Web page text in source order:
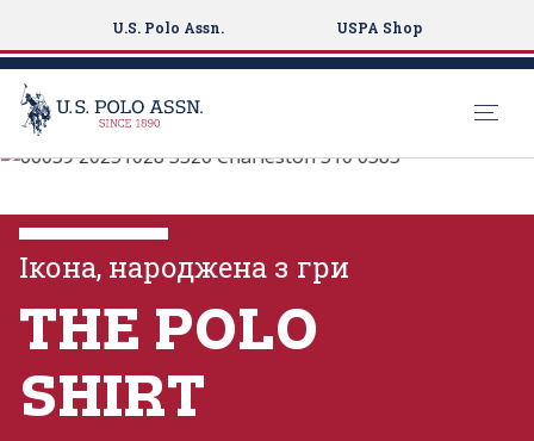
U.S. Polo Assn. USPA Shop
U.S. Polo Assn.
ПЕРЕГЛЯНУТИ
КОЛЕКЦІЇ
ПЕРЕГЛЯНУТИ БІЛЬШЕ
Ікона, народжена з гри
THE POLO
SHIRT